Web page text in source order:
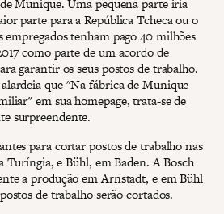
Munique. Uma pequena parte iria
parte para a República Tcheca ou o
empregados tenham pago 40 milhões
como parte de um acordo de
garantir os seus postos de trabalho.
que "Na fábrica de Munique
em sua homepage, trata-se de
surpreendente.
para cortar postos de trabalho nas
Turíngia, e Bühl, em Baden. A Bosch
a produção em Arnstadt, e em Bühl
de trabalho serão cortados.